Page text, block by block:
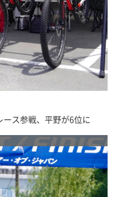
ース参戦、平野が6位に